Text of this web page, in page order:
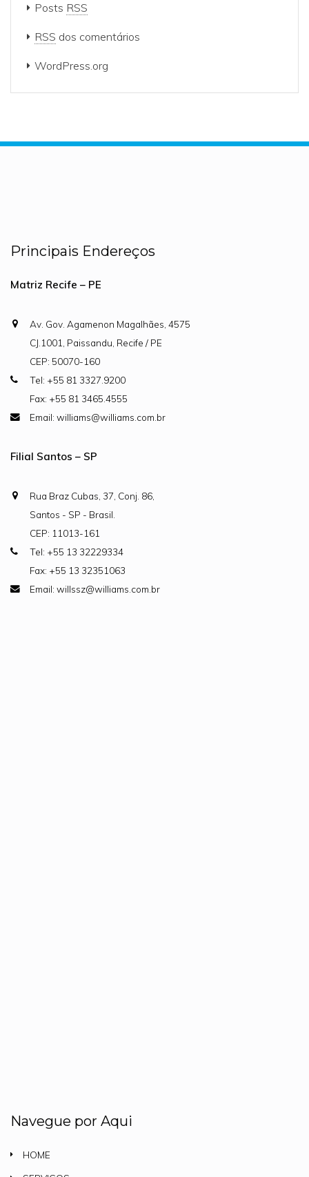
Posts RSS
RSS dos comentários
WordPress.org
Principais Endereços
Matriz Recife – PE
Av. Gov. Agamenon Magalhães, 4575
CJ.1001, Paissandu, Recife / PE
CEP: 50070-160
Tel: +55 81 3327.9200
Fax: +55 81 3465.4555
Email: williams@williams.com.br
Filial Santos – SP
Rua Braz Cubas, 37, Conj. 86,
Santos - SP - Brasil.
CEP: 11013-161
Tel: +55 13 32229334
Fax: +55 13 32351063
Email: willssz@williams.com.br
Navegue por Aqui
HOME